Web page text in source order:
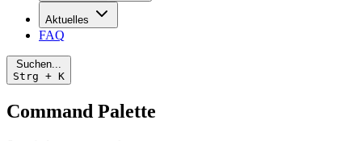
Aktuelles
FAQ
Suchen...
Strg + K
Command Palette